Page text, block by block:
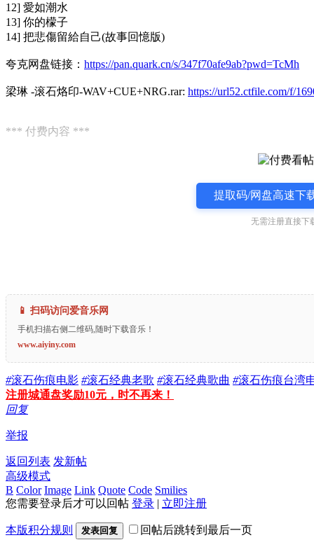
12] 愛如潮水
13] 你的檬子
14] 把悲傷留給自己(故事回憶版)
夸克网盘链接： https://pan.quark.cn/s/347f70afe9ab?pwd=TcMh
梁琳 -滚石烙印-WAV+CUE+NRG.rar: https://url52.ctfile.com/f/
*** 付费内容 ***
提取码/网盘高速下
无需注册直接下
📱 扫码访问爱音乐网
手机扫描右侧二维码,随时下载音乐！
www.aiyiny.com
#滚石伤痕电影 #滚石经典老歌 #滚石经典歌曲 #滚石伤痕台湾
注册城通盘奖励10元，时不再来！
回复
举报
返回列表 发新帖
高级模式
B Color Image Link Quote Code Smilies
您需要登录后才可以回帖 登录 | 立即注册
本版积分规则 发表回复 回帖后跳转到最后一页